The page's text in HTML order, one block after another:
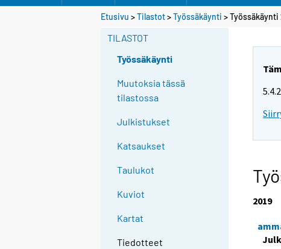
Etusivu >Tilastot>Työssäkäynti > Työssäkäynti
TILASTOT
Työssäkäynti
Muutoksia tässä
tilastossa
Julkistukset
Katsaukset
Taulukot
Kuviot
Kartat
Tiedotteet
2019